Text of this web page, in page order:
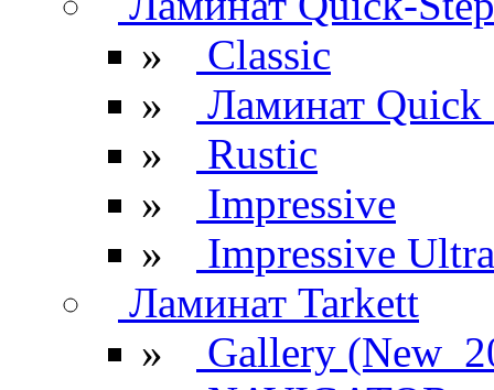
»
Classic
»
Ламинат Quick
»
Rustic
»
Impressive
»
Impressive Ultra
Ламинат Tarkett
»
Gallery